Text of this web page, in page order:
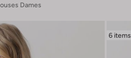
Dames
6 items